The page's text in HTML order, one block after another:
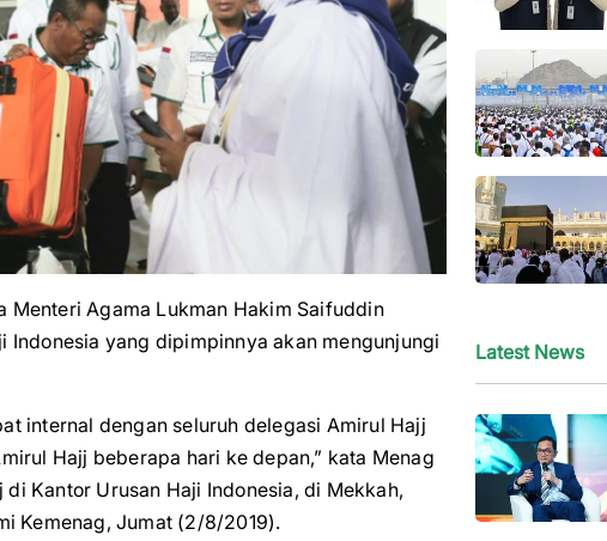
Menteri Agama Lukman Hakim Saifuddin
yang dipimpinnya akan mengunjungi
internal dengan seluruh delegasi Amirul Hajj
Hajj beberapa hari ke depan,” kata Menag
Kantor Urusan Haji Indonesia, di Mekkah,
Kemenag, Jumat (2/8/2019).
Latest News